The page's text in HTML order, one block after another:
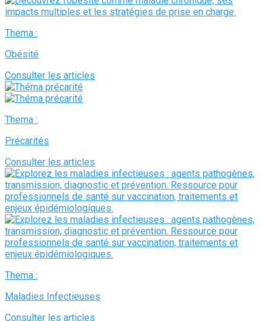
Thema :
Obésité
Consulter les articles
Thema :
Précarités
Consulter les articles
Thema :
Maladies Infectieuses
Consulter les articles